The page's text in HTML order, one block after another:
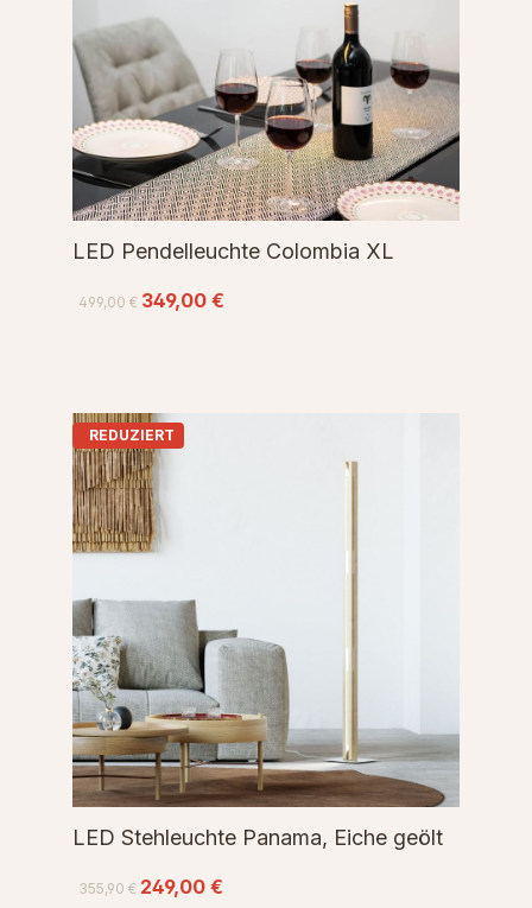
LED Pendelleuchte Colombia XL
499,00 € 349,00 €
REDUZIERT
LED Stehleuchte Panama, Eiche geölt
355,90 € 249,00 €